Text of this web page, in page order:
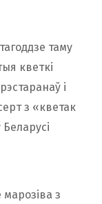
таму
кветкі
і
з «кветак